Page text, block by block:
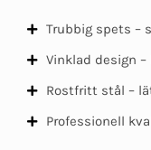
Trubbig spets –
Vinklad design
Rostfritt stål –
Professionell